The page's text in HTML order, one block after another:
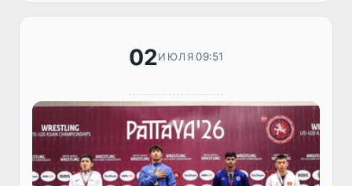
02ИЮЛЯ 09:51